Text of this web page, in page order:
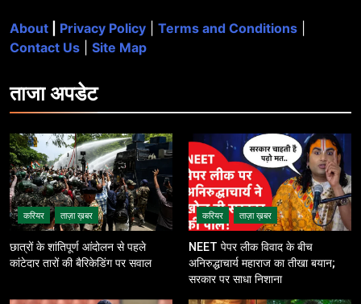
About Privacy Policy Terms and Conditions
Contact Us
Site Map
ताजाअपडेट
करियर ताज़ा ख़बर
छात्रों के शांतिपूर्ण आंदोलन से पहले
कांटेदार तारों की बैरिकेडिंग पर सवाल
करियर ताज़ा ख़बर
NEET पेपर लीक विवाद के बीच
अनिरुद्धाचार्य महाराज का तीखा बयान;
सरकार पर साधा निशाना